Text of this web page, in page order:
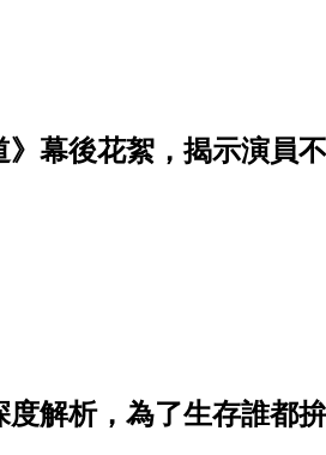
幕後花絮，揭示演員
解析，為了生存誰都